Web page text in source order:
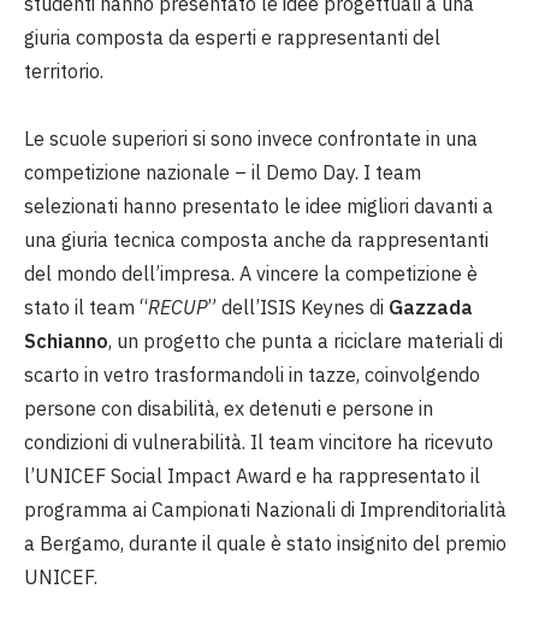
giuria composta da esperti e rappresentanti del
territorio.
Le scuole superiori si sono invece confrontate in una
competizione nazionale – il Demo Day. I team
selezionati hanno presentato le idee migliori davanti a
una giuria tecnica composta anche da rappresentanti
del mondo dell’impresa. A vincere la competizione è
stato il team “RECUP” dell’ISIS Keynes di Gazzada
Schianno, un progetto che punta a riciclare materiali di
scarto in vetro trasformandoli in tazze, coinvolgendo
persone con disabilità, ex detenuti e persone in
condizioni di vulnerabilità. Il team vincitore ha ricevuto
l’UNICEF Social Impact Award e ha rappresentato il
programma ai Campionati Nazionali di Imprenditorialità
a Bergamo, durante il quale è stato insignito del premio
UNICEF.